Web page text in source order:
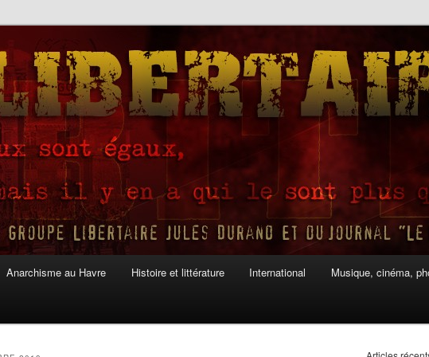
Anarchisme au Havre Histoire et littérature International Musique, cinéma,